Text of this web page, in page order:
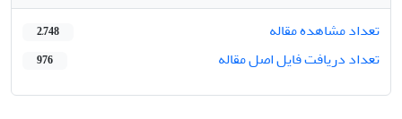
تعداد مشاهده مقاله
2,748
تعداد دریافت فایل اصل مقاله 976